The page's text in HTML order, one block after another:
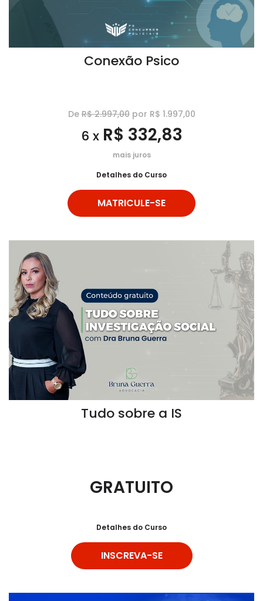
Conexão Psico
DeR$ 2.997,00por R$ 1.997,00
6 x R$ 332,83
mais juros
Detalhes do Curso
MATRICULE-SE
Tudo sobre a IS
GRATUITO
Detalhes do Curso
INSCREVA-SE